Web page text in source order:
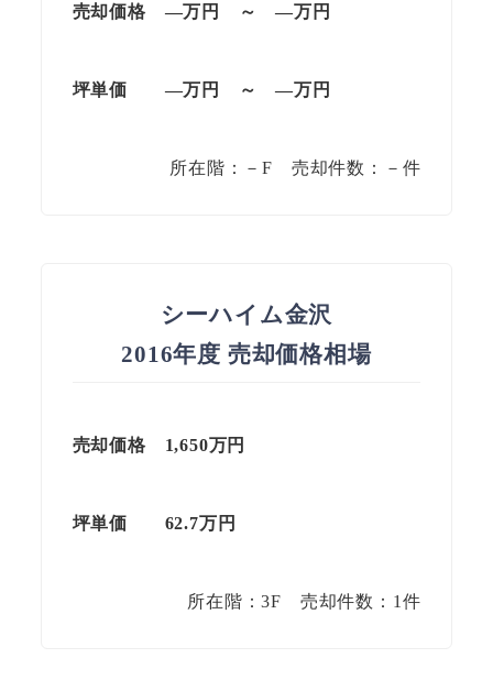
売却価格 —万円 ～ —万円
坪単価 —万円 ～—万円
所在階：－F 売却件数：－件
シーハイム金沢
2016年度 売却価格相場
売却価格 1,650万円
坪単価 62.7万円
所在階：3F 売却件数：1件